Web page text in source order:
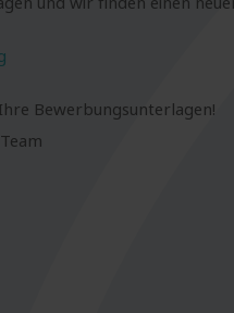
Bewerbungsunterlagen!